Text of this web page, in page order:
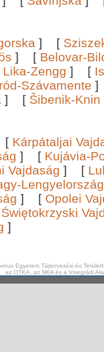
] [
] [ Belovar-
Lika-Zengg ] [
Szávamente
] [ Šibenik-Knin
[ Kárpátaljai
] [ Kujávia-
Vajdaság ] [
] [ Opolei
Świętokrzyski
]
Egyetem Tájtervezési és
az OTKA, az NKA és a Visegrádi